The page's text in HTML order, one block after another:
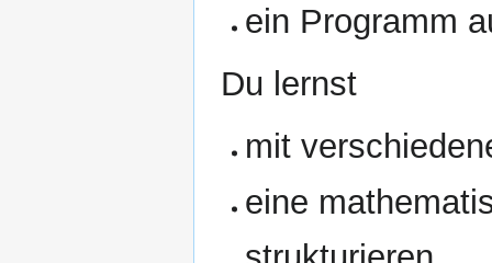
ein Programm
Du lernst
mit
eine